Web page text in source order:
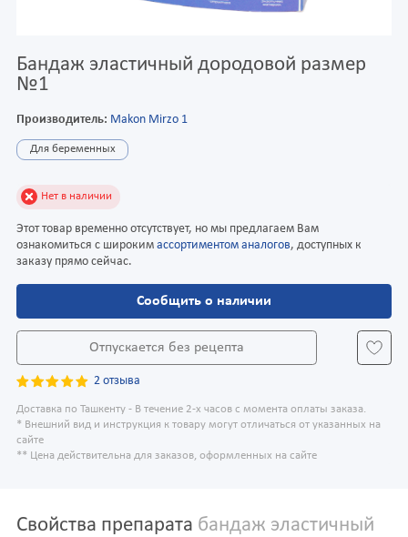
Бандаж эластичный дородовой размер
№1
Производитель: Makon Mirzo 1
Для беременных
Нет в наличии
Этот товар временно отсутствует, но мы предлагаем Вам
ознакомиться с широким ассортиментом аналогов, доступных к
заказу прямо сейчас.
Сообщить о наличии
Отпускается без рецепта
2 отзыва
Доставка по Ташкенту - В течение 2-х часов с момента оплаты заказа.
* Внешний вид и инструкция к товару могут отличаться от указанных на
сайте
** Цена действительна для заказов, оформленных на сайте
Свойства препарата бандаж эластичный